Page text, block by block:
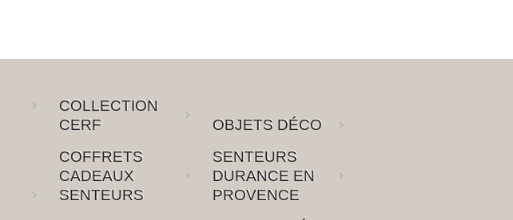
COLLECTION
CERF
OBJETS DÉCO
COFFRETS
CADEAUX
SENTEURS
SENTEURS
DURANCE EN
PROVENCE